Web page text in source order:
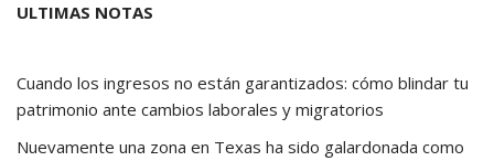
ULTIMAS NOTAS
Cuando los ingresos no están garantizados: cómo blindar tu
patrimonio ante cambios laborales y migratorios
Nuevamente una zona en Texas ha sido galardonada como